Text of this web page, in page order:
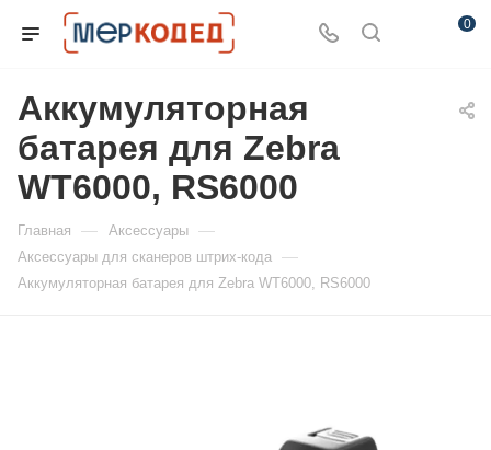
0
Аккумуляторная
батарея для Zebra
WT6000, RS6000
Главная — Аксессуары —
Аксессуары для сканеров штрих-кода —
Аккумуляторная батарея для Zebra WT6000, RS6000